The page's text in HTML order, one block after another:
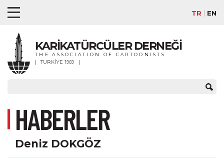
TR EN
KARİKATÜRCÜLER DERNEĞİ
THE ASSOCIATION OF CARTOONISTS
TÜRKİYE 1969
HABERLER
Deniz DOKGÖZ